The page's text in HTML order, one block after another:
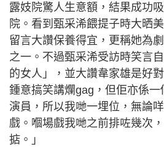
露妓院驚人生意額，結果成功
院。看到甄采浠餵提子時大晒
留言大讚保養得宜，更稱她為
之一。不過甄采浠受訪時笑言
的女人」，並大讚韋家雄是好
鍾意搞笑講爛gag，但佢亦係
演員，所以我哋一埋位，無論
戲。嗰場戲我哋之前排咗幾次
掂。」